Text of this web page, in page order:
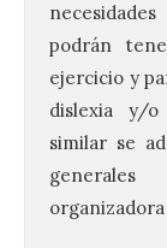
podrán
ejercicio y
dislexia y/o
similar se
organizadora